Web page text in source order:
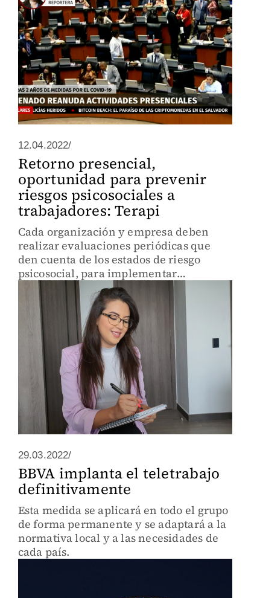
12.04.2022/
Retorno presencial,
oportunidad para prevenir
riesgos psicosociales a
trabajadores: Terapi
Cada organización y empresa deben
realizar evaluaciones periódicas que
den cuenta de los estados de riesgo
psicosocial, para implementar
soluciones que permitan disminuir los
niveles de riesgo.
29.03.2022/
BBVA implanta el teletrabajo
definitivamente
Esta medida se aplicará en todo el grupo
de forma permanente y se adaptará a la
normativa local y a las necesidades de
cada país.